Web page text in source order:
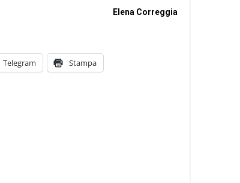
Elena Correggia
Telegram Stampa